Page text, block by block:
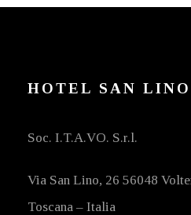
HOTEL SAN
Soc. I.T.A.VO. S.r.l.
Via San Lino, 26 56048
Toscana – Italia